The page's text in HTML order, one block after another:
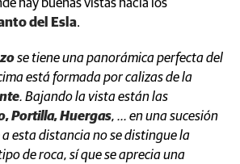
hay buenas vistas hacia los
del Esla.
se tiene una panorámica perfecta del
está formada por calizas de la
. Bajando la vista están las
Portilla, Huergas, ... en una sucesión
a esta distancia no se distingue la
de roca, sí que se aprecia una